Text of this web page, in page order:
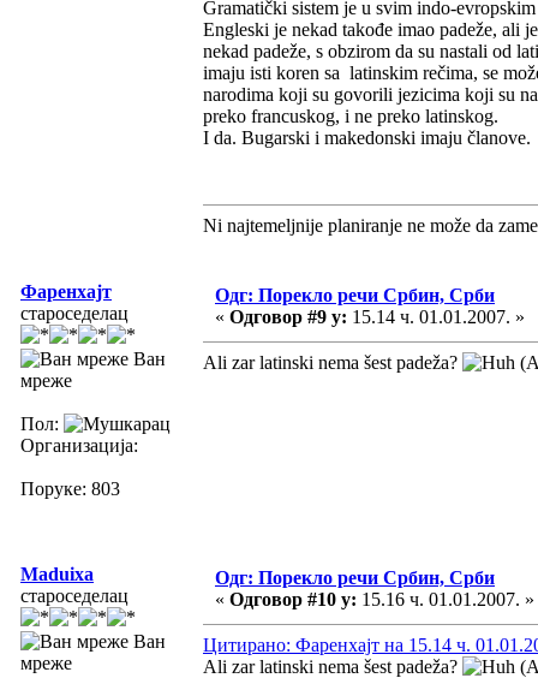
Gramatički sistem je u svim indo-
Engleski je nekad takođe imao padeže,
nekad padeže, s obzirom da su nastali od
imaju isti koren sa latinskim rečima, se
narodima koji su govorili jezicima koji su
preko francuskog, i ne preko latinskog.
I da. Bugarski i makedonski imaju
Ni najtemeljnije planiranje ne može da
Фаренхајт
староседелац
Ван
мреже
Пол:
Организација:
Поруке: 803
Одг: Порекло речи Србин, Срби
« Одговор #9 у: 15.14 ч. 01.01.2007. »
Ali zar latinski nema šest padeža?
Maduixa
староседелац
Ван
мреже
Одг: Порекло речи Србин, Срби
« Одговор #10 у: 15.16 ч. 01.01.2007. »
Цитирано: Фаренхајт на 15.14 ч.
Ali zar latinski nema šest padeža?